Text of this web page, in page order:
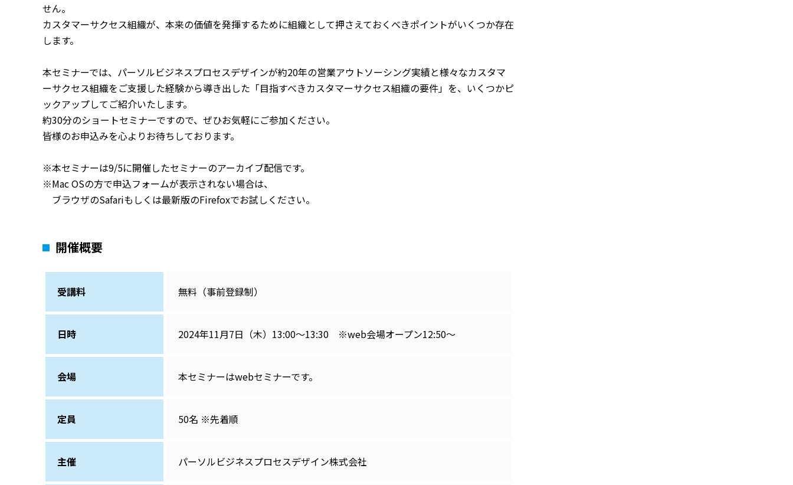
せん。
カスタマーサクセス組織が、本来の価値を発揮するために組織として押さえておくべきポイントがいくつか存在
します。
本セミナーでは、パーソルビジネスプロセスデザインが約20年の営業アウトソーシング実績と様々なカスタマ
ーサクセス組織をご支援した経験から導き出した「目指すべきカスタマーサクセス組織の要件」を、いくつかピ
ックアップしてご紹介いたします。
約30分のショートセミナーですので、ぜひお気軽にご参加ください。
皆様のお申込みを心よりお待ちしております。
※本セミナーは9/5に開催したセミナーのアーカイブ配信です。
※Mac OSの方で申込フォームが表示されない場合は、
ブラウザのSafariもしくは最新版のFirefoxでお試しください。
開催概要
受講料 無料（事前登録制）
日時 2024年11月7日（木）13:00～13:30 ※web会場オープン12:50～
会場 本セミナーはwebセミナーです。
定員 50名 ※先着順
主催 パーソルビジネスプロセスデザイン株式会社